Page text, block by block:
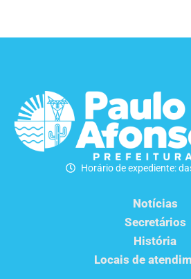
Horário de expediente:
Notícias
Secretários
História
Locais de